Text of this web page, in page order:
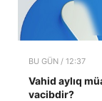
BU GÜN / 12:37
Vahid aylıq
vacibdir?